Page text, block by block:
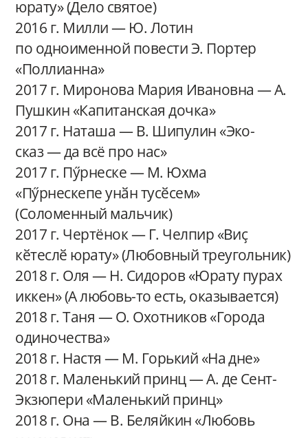
юрату» (Дело святое)
2016 г. Милли — Ю. Лотин
по одноименной повести Э. Портер
«Поллианна»
2017 г. Миронова Мария Ивановна — А.
Пушкин «Капитанская дочка»
2017 г. Наташа — В. Шипулин «Эко-
сказ — да всё про нас»
2017 г. Пӳрнеске — М. Юхма
«Пӳрнескепе унӑн тусӗсем»
(Соломенный мальчик)
2017 г. Чертёнок — Г. Челпир «Виҫ
кӗтеслӗ юрату» (Любовный треугольник)
2018 г. Оля — Н. Сидоров «Юрату пурах
иккен» (А любовь-то есть, оказывается)
2018 г. Таня — О. Охотников «Города
одиночества»
2018 г. Настя — М. Горький «На дне»
2018 г. Маленький принц — А. де Сент-
Экзюпери «Маленький принц»
2018 г. Она — В. Беляйкин «Любовь